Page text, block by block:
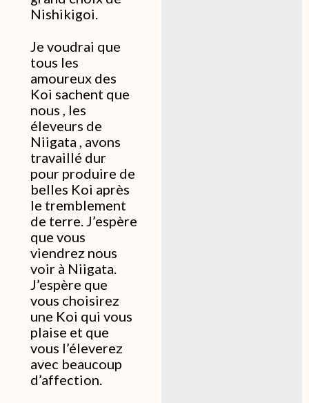
Nishikigoi.
Je voudrai que
tous les
amoureux des
Koi sachent que
nous , les
éleveurs de
Niigata , avons
travaillé dur
pour produire de
belles Koi après
le tremblement
de terre. J’espère
que vous
viendrez nous
voir à Niigata.
J’espère que
vous choisirez
une Koi qui vous
plaise et que
vous l’éleverez
avec beaucoup
d’affection.